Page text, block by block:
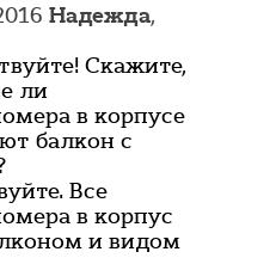
Надежда,
Скажите,
ли
в корпусе
балкон с
Все
в корпус
и видом